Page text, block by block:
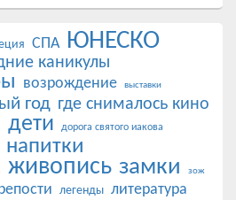
СПА ЮНЕСКО
каникулы
возрождение выставки
год где снималось кино
дети дорога святого иакова
напитки
живопись замки зож
легенды литература